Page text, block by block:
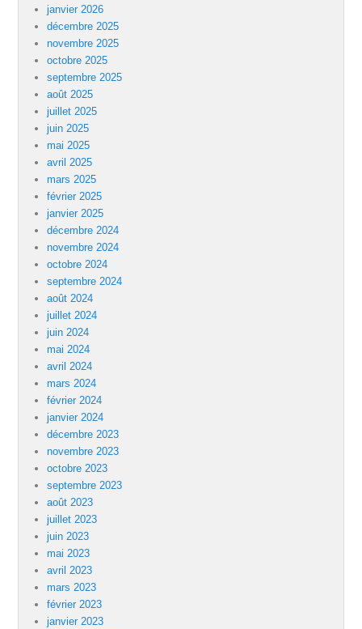
janvier 2026
décembre 2025
novembre 2025
octobre 2025
septembre 2025
août 2025
juillet 2025
juin 2025
mai 2025
avril 2025
mars 2025
février 2025
janvier 2025
décembre 2024
novembre 2024
octobre 2024
septembre 2024
août 2024
juillet 2024
juin 2024
mai 2024
avril 2024
mars 2024
février 2024
janvier 2024
décembre 2023
novembre 2023
octobre 2023
septembre 2023
août 2023
juillet 2023
juin 2023
mai 2023
avril 2023
mars 2023
février 2023
janvier 2023